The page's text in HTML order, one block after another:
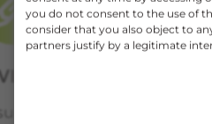
COMPTE
de projets suivis
you do not consent to the use of
consider that you also object to
partners justify by a legitimate